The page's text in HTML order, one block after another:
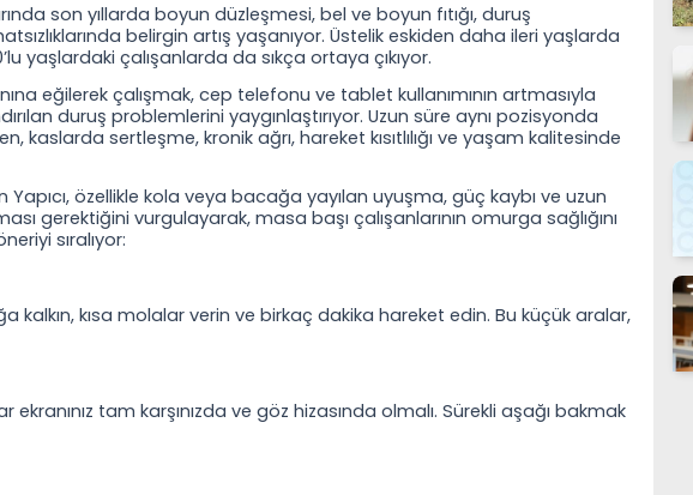
son yıllarda boyun düzleşmesi, bel ve boyun fıtığı, duruş
belirgin artış yaşanıyor. Üstelik eskiden daha ileri yaşlarda
yaşlardaki çalışanlarda da sıkça ortaya çıkıyor.
eğilerek çalışmak, cep telefonu ve tablet kullanımının artmasıyla
duruş problemlerini yaygınlaştırıyor. Uzun süre aynı pozisyonda
kaslarda sertleşme, kronik ağrı, hareket kısıtlılığı ve yaşam kalitesinde
özellikle kola veya bacağa yayılan uyuşma, güç kaybı ve uzun
gerektiğini vurgulayarak, masa başı çalışanlarının omurga sağlığını
sıralıyor:
kısa molalar verin ve birkaç dakika hareket edin. Bu küçük aralar,
ekranınız tam karşınızda ve göz hizasında olmalı. Sürekli aşağı bakmak